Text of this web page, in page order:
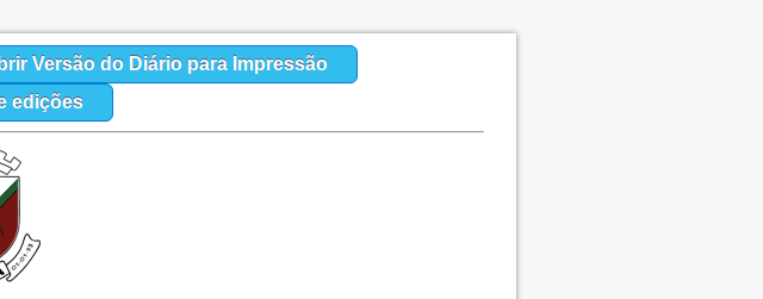
Versão do Diário para Impressão
edições